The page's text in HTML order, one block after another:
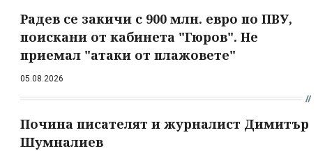
Радев се закичи с 900 млн. евро по ПВУ,
поискани от кабинета "Гюров". Не
приемал "атаки от плажовете"
05.08.2026
Почина писателят и журналист Димитър
Шумналиев